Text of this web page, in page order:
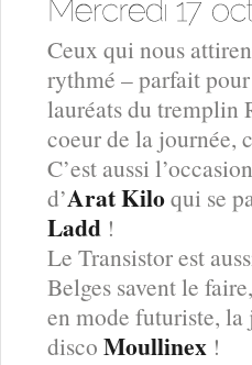
Ceux qui nous
rythmé – parfait
lauréats du tremplin
coeur de la journée,
C’est aussi
d’Arat Kiloqui se
Ladd !
Le Transistor est
Belges savent le faire,
en mode futuriste, la
disco Moullinex !